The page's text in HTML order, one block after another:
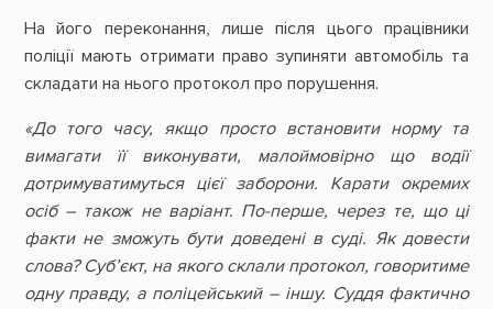
На його переконання, лише після цього працівники
поліції мають отримати право зупиняти автомобіль та
складати на нього протокол про порушення.
«До того часу, якщо просто встановити норму та
вимагати її виконувати, малоймовірно що водії
дотримуватимуться цієї заборони. Карати окремих
осіб – також не варіант. По-перше, через те, що ці
факти не зможуть бути доведені в суді. Як довести
слова? Суб’єкт, на якого склали протокол, говоритиме
одну правду, а поліцейський – іншу. Суддя фактично